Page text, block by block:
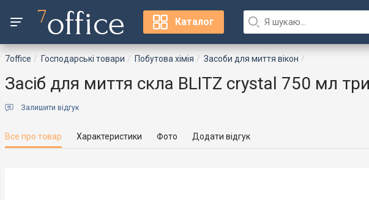
Каталог
7office Господарські товари Побутова хімія Засоби для миття вікон
Засіб для миття скла BLITZ crystal 750 мл
Залишити відгук
Все про товар Характеристики Фото Додати відгук